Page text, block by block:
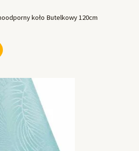
koło Butelkowy 120cm